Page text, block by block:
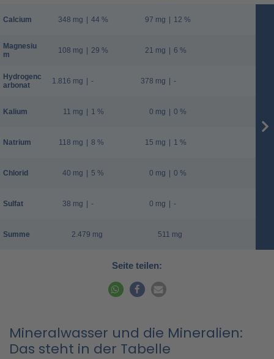
Calcium
Magnesiu
m
Hydrogenc
arbonat
Kalium
Natrium
Chlorid
Sulfat
Summe
348 mg | 44 %
108 mg | 29 %
1.816 mg | -
11 mg | 1 %
118 mg | 8 %
40 mg | 5 %
38 mg | -
2.479 mg
97 mg | 12 %
21 mg | 6 %
378 mg | -
0 mg | 0 %
15 mg | 1 %
0 mg | 0 %
0 mg | -
511 mg
Seite teilen:
Mineralwasser und die Mineralien:
Das steht in der Tabelle